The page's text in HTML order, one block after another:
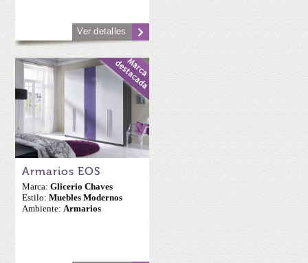
Ver detalles
Armarios EOS
Marca:Glicerio Chaves
Estilo:Muebles Modernos
Ambiente: Armarios